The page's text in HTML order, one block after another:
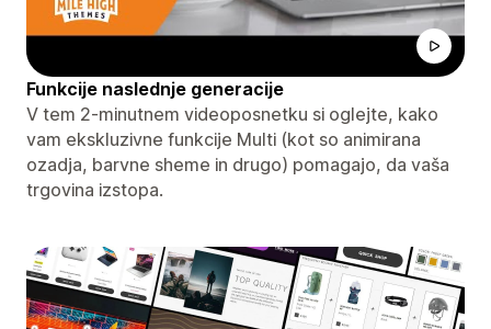
Funkcije naslednje generacije
V tem 2-minutnem videoposnetku si oglejte, kako
vam ekskluzivne funkcije Multi (kot so animirana
ozadja, barvne sheme in drugo) pomagajo, da vaša
trgovina izstopa.